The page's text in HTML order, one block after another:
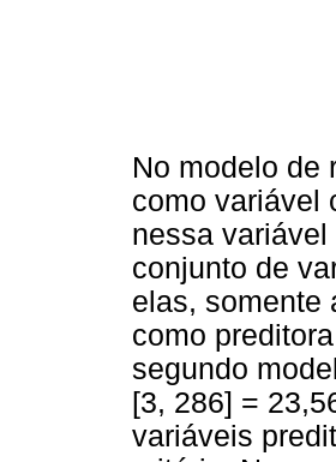
No modelo de
como variável
nessa
conjunto de
elas, somente
como
segundo
[3, 286] =
variáveis